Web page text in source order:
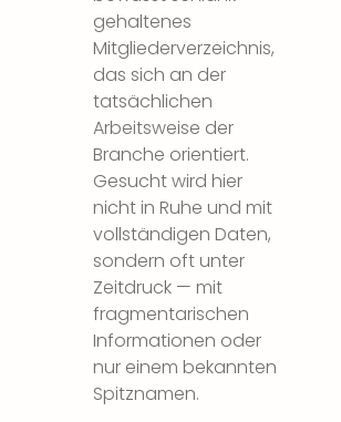
gehaltenes
Mitgliederverzeichnis,
das sich an der
tatsächlichen
Arbeitsweise der
Branche orientiert.
Gesucht wird hier
nicht in Ruhe und mit
vollständigen Daten,
sondern oft unter
Zeitdruck — mit
fragmentarischen
Informationen oder
nur einem bekannten
Spitznamen.